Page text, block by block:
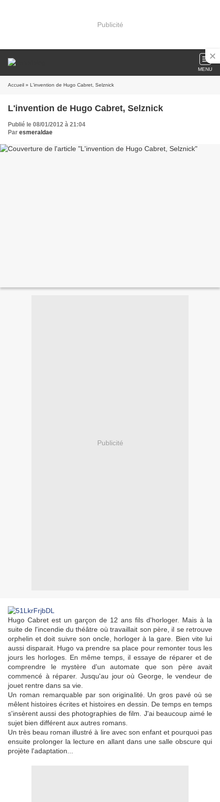
Publicité
MENU
Accueil » L'invention de Hugo Cabret, Selznick
L'invention de Hugo Cabret, Selznick
Publié le 08/01/2012 à 21:04
Par esmeraldae
Publicité
Hugo Cabret est un garçon de 12 ans fils d'horloger. Mais à la
suite de l'incendie du théâtre où travaillait son père, il se retrouve
orphelin et doit suivre son oncle, horloger à la gare. Bien vite lui
aussi disparait. Hugo va prendre sa place pour remonter tous les
jours les horloges. En même temps, il essaye de réparer et de
comprendre le mystère d'un automate que son père avait
commencé à réparer. Jusqu'au jour où George, le vendeur de
jouet rentre dans sa vie.
Un roman remarquable par son originalité. Un gros pavé où se
mêlent histoires écrites et histoires en dessin. De temps en temps
s'insèrent aussi des photographies de film. J'ai beaucoup aimé le
sujet bien différent aux autres romans.
Un très beau roman illustré à lire avec son enfant et pourquoi pas
ensuite prolonger la lecture en allant dans une salle obscure qui
projète l'adaptation...